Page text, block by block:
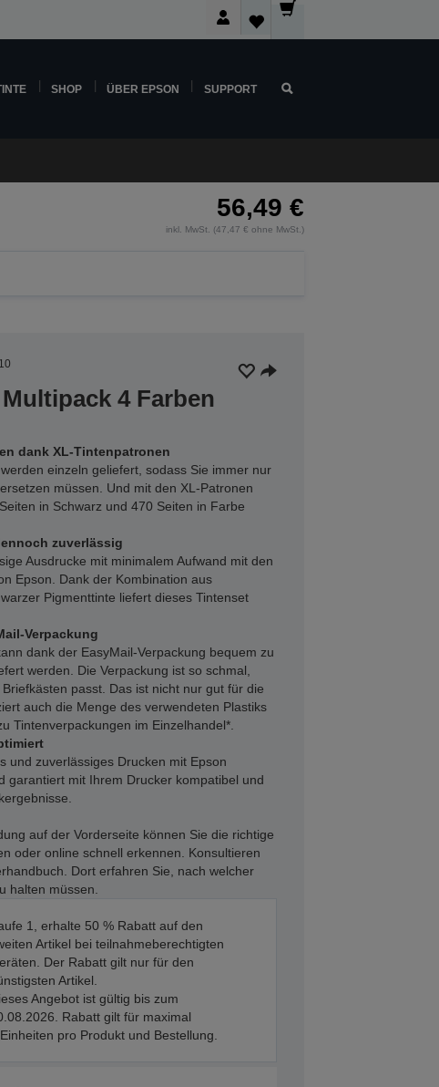
SHOP ÜBER EPSON SUPPORT
56,49 €
inkl. MwSt. (47,47 € ohne MwSt.)
4 Farben
dank XL-Tintenpatronen
einzeln geliefert, sodass Sie immer nur
müssen. Und mit den XL-Patronen
in Schwarz und 470 Seiten in Farbe
zuverlässig
Ausdrucke mit minimalem Aufwand mit den
Epson. Dank der Kombination aus
Pigmenttinte liefert dieses Tintenset
Verpackung
dank der EasyMail-Verpackung bequem zu
werden. Die Verpackung ist so schmal,
passt. Das ist nicht nur gut für die
auch die Menge des verwendeten Plastiks
Tintenverpackungen im Einzelhandel*.
und zuverlässiges Drucken mit Epson
garantiert mit Ihrem Drucker kompatibel und
auf der Vorderseite können Sie die richtige
oder online schnell erkennen. Konsultieren
Dort erfahren Sie, nach welcher
halten müssen.
1, erhalte 50 % Rabatt auf den
Artikel bei teilnahmeberechtigten
Der Rabatt gilt nur für den
Artikel.
Angebot ist gültig bis zum
Rabatt gilt für maximal
pro Produkt und Bestellung.